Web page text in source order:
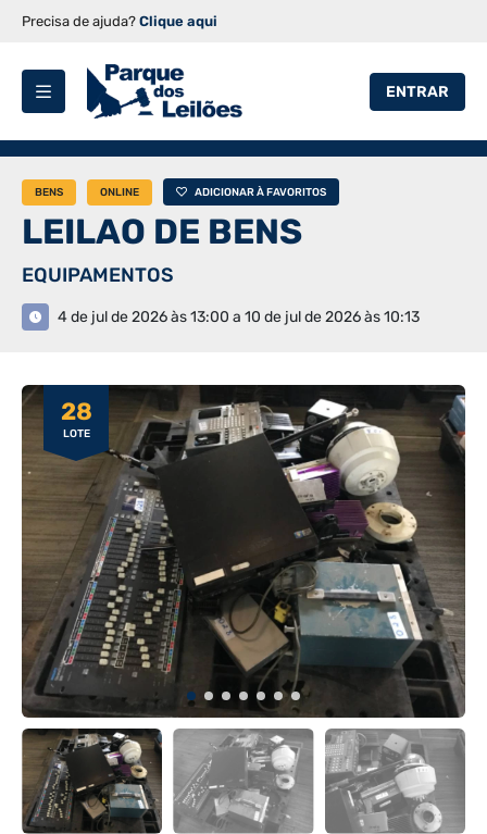
Precisa de ajuda? Clique aqui
ENTRAR
BENS ONLINE ADICIONAR À FAVORITOS
LEILAO DE BENS
EQUIPAMENTOS
4 de jul de 2026 às 13:00 a 10 de jul de 2026 às 10:13
28
LOTE